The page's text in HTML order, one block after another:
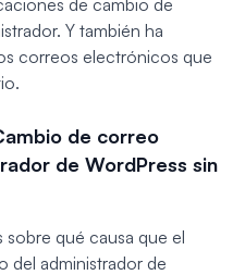
Y también ha
correos electrónicos que
de correo
de WordPress sin
sobre qué causa que el
del administrador de